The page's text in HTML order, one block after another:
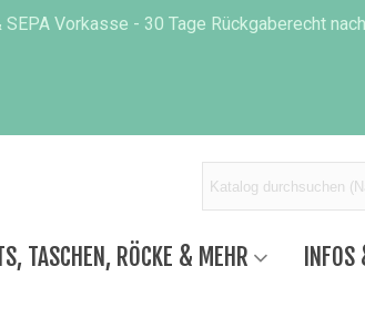
Vorkasse - 30 Tage Rückgaberecht
TASCHEN, RÖCKE & MEHR